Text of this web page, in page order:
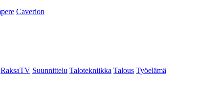
Caverion
RaksaTV Suunnittelu Talotekniikka Talous Työelämä